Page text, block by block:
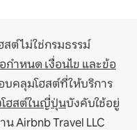
สต์ไม่ใช่กรมธรรม์
กำหนด เงื่อนไข และข้อ
บคลุมโฮสต์ที่ให้บริการ
ฮสต์ในญี่ปุ่นบังคับใช้อยู่
Airbnb Travel LLC